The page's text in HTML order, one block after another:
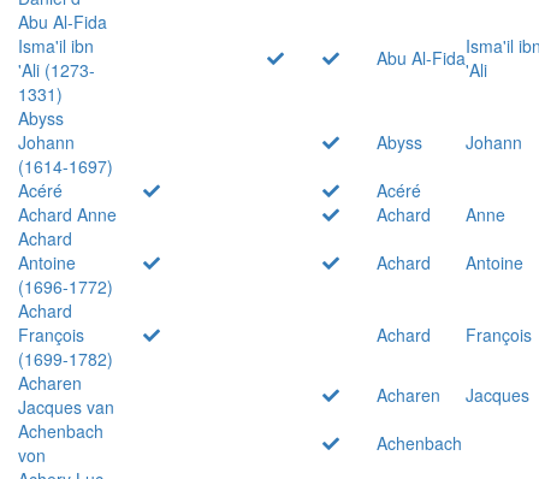
Abu Al-Fida
Isma'il ibn
'Ali (1273-
1331)
Abu Al-FidaIsma'il
'Ali
Abyss
Johann
(1614-1697)
Abyss
Johann
Acéré
Acéré
Achard Anne
Achard
Anne
Achard
Antoine
(1696-1772)
Achard
Antoine
Achard
François
(1699-1782)
Achard
François
Acharen
Jacques van
Acharen
Jacques
Achenbach
von
Achenbach